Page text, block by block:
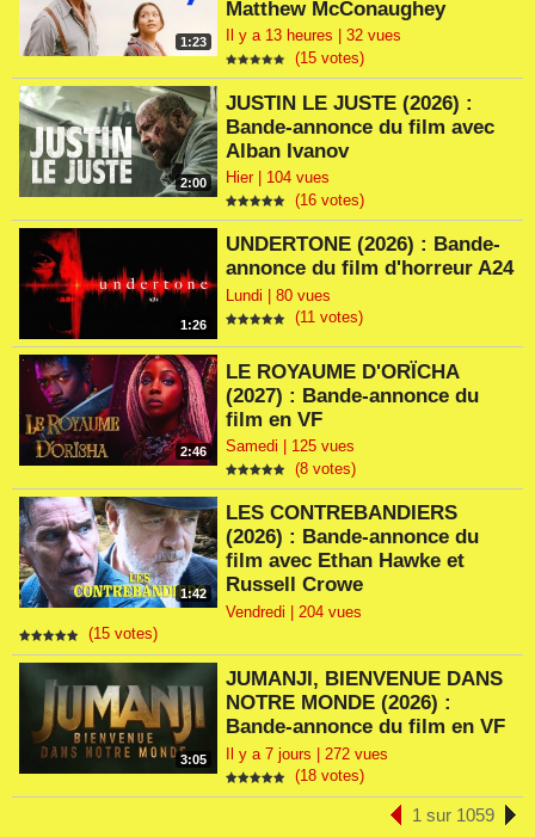
1:23
Matthew McConaughey
Il y a 13 heures | 32 vues
(15 votes)
2:00
JUSTIN LE JUSTE (2026) :
Bande-annonce du film avec
Alban Ivanov
Hier | 104 vues
(16 votes)
1:26
UNDERTONE (2026) : Bande-
annonce du film d'horreur A24
Lundi | 80 vues
(11 votes)
2:46
LE ROYAUME D'ORÏCHA
(2027) : Bande-annonce du
film en VF
Samedi | 125 vues
(8 votes)
1:42
LES CONTREBANDIERS
(2026) : Bande-annonce du
film avec Ethan Hawke et
Russell Crowe
Vendredi | 204 vues
(15 votes)
3:05
JUMANJI, BIENVENUE DANS
NOTRE MONDE (2026) :
Bande-annonce du film en VF
Il y a 7 jours | 272 vues
(18 votes)
1 sur 1059